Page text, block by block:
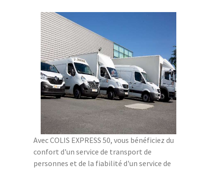
Avec COLIS EXPRESS 50, vous bénéficiez du
confort d'un service de transport de
personnes et de la fiabilité d'un service de